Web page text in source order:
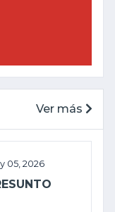
Ver más
05, 2026